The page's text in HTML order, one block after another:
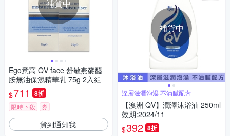
補貨中
Ego意高 QV face 舒敏燕麥醯
胺無油保濕精華乳 75g 2入組
$711 8折
限時下殺 券
貨到通知我
補貨中
深層滋潤泡澡 不油膩配方
【澳洲 QV】潤澤沐浴油 250ml
效期:2024/11
$392 8折